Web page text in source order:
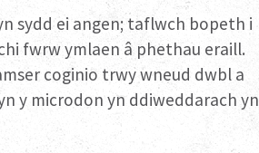
sydd ei angen; taflwch bopeth i
fwrw ymlaen â phethau eraill.
coginio trwy wneud dwbl a
y microdon yn ddiweddarach yn